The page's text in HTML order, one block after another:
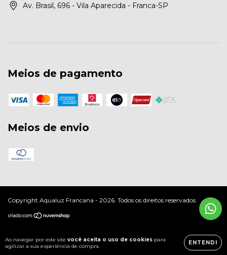
Ao navegar por este site você aceita o uso de cookies para
agilizar a sua experiência de compra.
ENTENDI
Av. Brasil, 696 - Vila Aparecida - Franca-SP
Meios de pagamento
Meios de envio
Copyright Aqualuz Francana - 2026. Todos os direitos reservados.